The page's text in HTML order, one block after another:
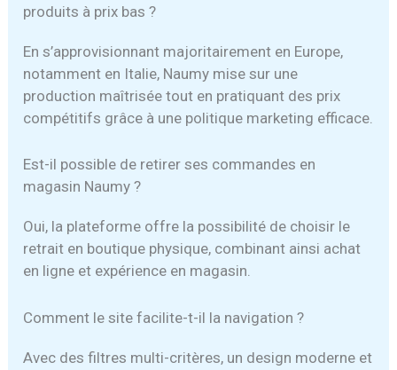
produits à prix bas ?
En s’approvisionnant majoritairement en Europe,
notamment en Italie, Naumy mise sur une
production maîtrisée tout en pratiquant des prix
compétitifs grâce à une politique marketing efficace.
Est-il possible de retirer ses commandes en
magasin Naumy ?
Oui, la plateforme offre la possibilité de choisir le
retrait en boutique physique, combinant ainsi achat
en ligne et expérience en magasin.
Comment le site facilite-t-il la navigation ?
Avec des filtres multi-critères, un design moderne et